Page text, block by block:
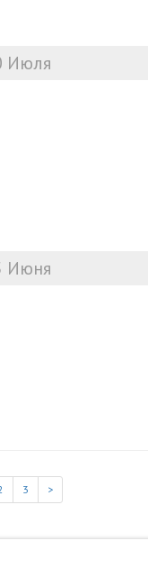
Июля
Июня
3 >